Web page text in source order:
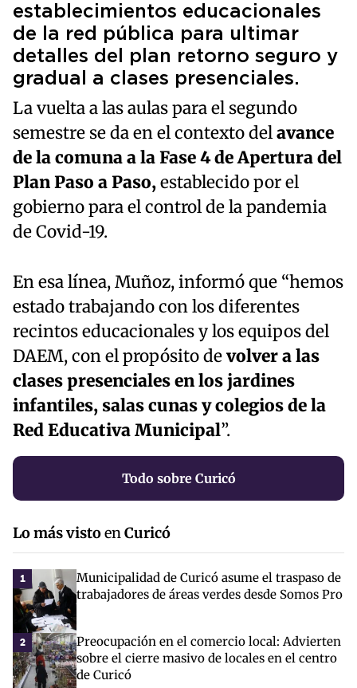
establecimientos educacionales
de la red pública para ultimar
detalles del plan retorno seguro y
gradual a clases presenciales.
La vuelta a las aulas para el segundo
semestre se da en el contexto delavance
de la comuna a la Fase 4 de Apertura del
Plan Paso a Paso,establecido por el
gobierno para el control de la pandemia
de Covid-19.
En esa línea, Muñoz, informó que “hemos
estado trabajando con los diferentes
recintos educacionales y los equipos del
DAEM, con el propósito devolver a las
clases presenciales en los jardines
infantiles, salas cunas y colegios de la
Red Educativa Municipal”.
Todo sobre Curicó
Lo más vistoenCuricó
1
Municipalidad de Curicó asume el traspaso de
trabajadores de áreas verdes desde Somos Pro
2
Preocupación en el comercio local: Advierten
sobre el cierre masivo de locales en el centro
de Curicó